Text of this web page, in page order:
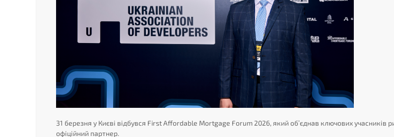
31 березня у Києві відбувся First Affordable Mortgage Forum 2026, який об’єднав ключових учасників
офіційний партнер.